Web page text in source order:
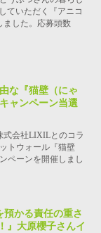
ていただく『アニコ
ました。応募頭数
な『猫壁（にゃ
ャンペーン当選
式会社LIXILとのコラ
トウォール『猫壁
ペーンを開催しまし
預かる責任の重さ
大原櫻子さんイ